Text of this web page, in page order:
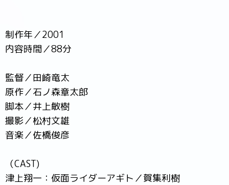
制作年／2001
内容時間／88分
監督／田崎竜太
原作／石ノ森章太郎
脚本／井上敏樹
撮影／松村文雄
音楽／佐橋俊彦
（CAST)
津上翔一：仮面ライダーアギト／賀集利樹